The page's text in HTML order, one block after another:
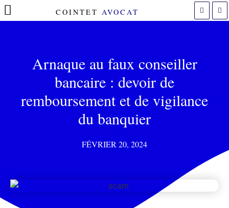
COINTET AVOCAT
Arnaque au faux conseiller
bancaire : devoir de
remboursement et de vigilance
du banquier
FÉVRIER 20, 2024